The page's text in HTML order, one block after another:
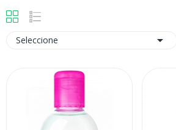
Seleccione 